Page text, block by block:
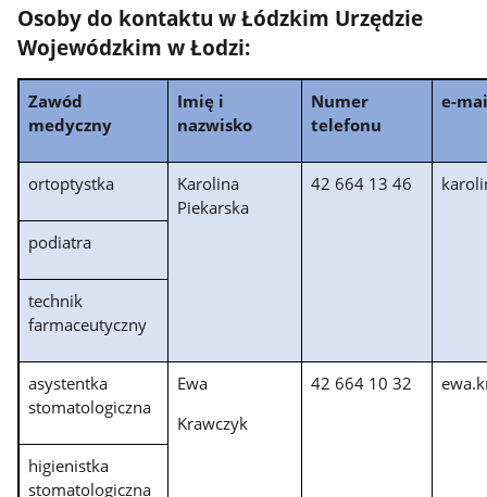
Osoby do kontaktu w Łódzkim Urzędzie
Wojewódzkim w Łodzi:
Zawód
medyczny
Imię i
nazwisko
Numer
telefonu
e-
ortoptystka
Karolina
Piekarska
42 664 13 46
podiatra
technik
farmaceutyczny
asystentka
stomatologiczna
Ewa
Krawczyk
42 664 10 32
higienistka
stomatologiczna